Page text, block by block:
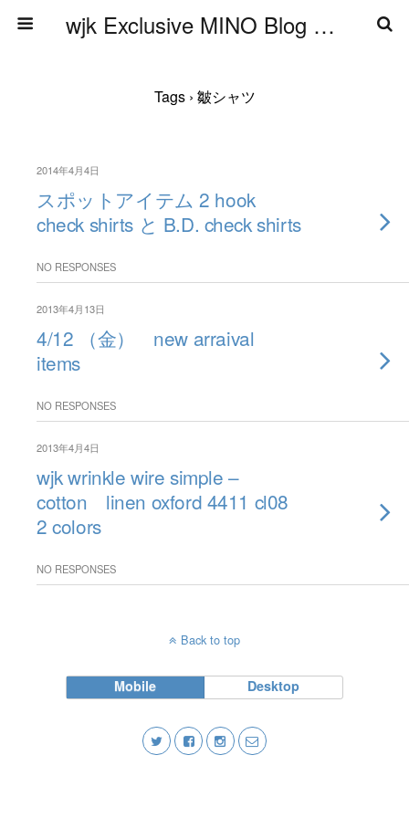
wjk Exclusive MINO Blog ブログ
Tags › 皺シャツ
2014年4月4日
スポットアイテム 2 hook
check shirts と B.D. check shirts
NO RESPONSES
2013年4月13日
4/12 （金） new arraival
items
NO RESPONSES
2013年4月4日
wjk wrinkle wire simple –
cotton linen oxford 4411 cl08
2 colors
NO RESPONSES
Back to top
Mobile Desktop